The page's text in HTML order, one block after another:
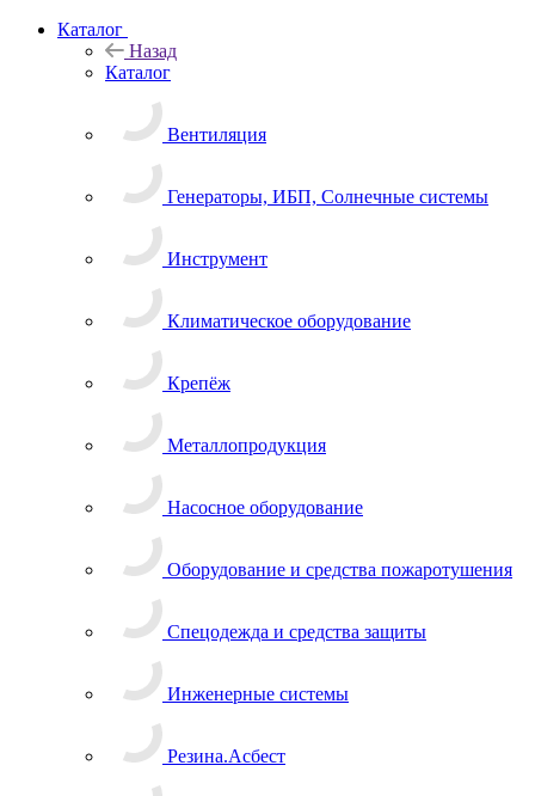
Каталог
Назад
Каталог
Вентиляция
Генераторы, ИБП, Солнечные системы
Инструмент
Климатическое оборудование
Крепёж
Металлопродукция
Насосное оборудование
Оборудование и средства пожаротушения
Спецодежда и средства защиты
Инженерные системы
Резина.Асбест